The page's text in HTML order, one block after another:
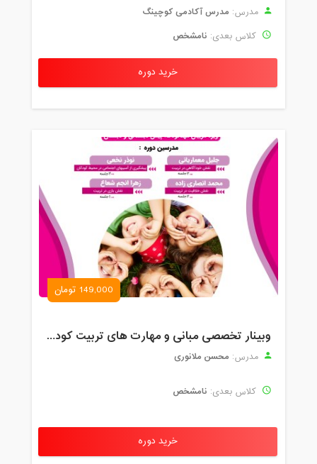
مدرس: مدرس آکادمی کوچینگ
کلاس بعدی: نامشخص
خرید دوره
149,000 تومان
وبینار تخصصی مبانی و مهارت های تربیت کودک
مدرس: محسن ملانوری
کلاس بعدی: نامشخص
خرید دوره